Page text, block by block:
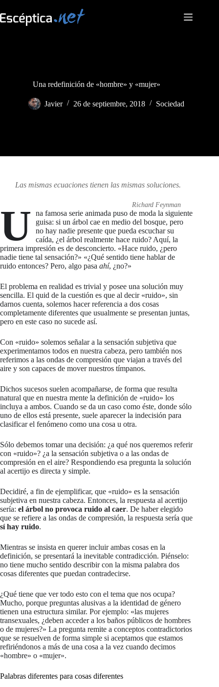
al
contenido
Una redefinición de «hombre» y «mujer»
Javier 26 de septiembre, 2018 Sociedad
Las mismas ecuaciones tienen las mismas soluciones.
Richard Feynman
U
na famosa serie animada puso de moda la siguiente
guisa: si un árbol cae en medio del bosque, pero
no hay nadie presente que pueda escuchar su
caída, ¿el árbol realmente hace ruido? Aquí, la
primera impresión es de desconcierto. «Hace ruido, ¿pero
nadie tiene tal sensación?» «¿Qué sentido tiene hablar de
ruido entonces? Pero, algo pasa ahí, ¿no?»
El problema en realidad es trivial y posee una solución muy
sencilla. El quid de la cuestión es que al decir «ruido», sin
darnos cuenta, solemos hacer referencia a dos cosas
completamente diferentes que usualmente se presentan juntas,
pero en este caso no sucede así.
Con «ruido» solemos señalar a la sensación subjetiva que
experimentamos todos en nuestra cabeza, pero también nos
referimos a las ondas de compresión que viajan a través del
aire y son capaces de mover nuestros tímpanos.
Dichos sucesos suelen acompañarse, de forma que resulta
natural que en nuestra mente la definición de «ruido» los
incluya a ambos. Cuando se da un caso como éste, donde sólo
uno de ellos está presente, suele aparecer la indecisión para
clasificar el fenómeno como una cosa u otra.
Sólo debemos tomar una decisión: ¿a qué nos queremos referir
con «ruido»? ¿a la sensación subjetiva o a las ondas de
compresión en el aire? Respondiendo esa pregunta la solución
al acertijo es directa y simple.
Decidiré, a fin de ejemplificar, que «ruido» es la sensación
subjetiva en nuestra cabeza. Entonces, la respuesta al acertijo
sería: el árbol no provoca ruido al caer. De haber elegido
que se refiere a las ondas de compresión, la respuesta sería que
sí hay ruido.
Mientras se insista en querer incluir ambas cosas en la
definición, se presentará la inevitable contradicción. Piénselo:
no tiene mucho sentido describir con la misma palabra dos
cosas diferentes que puedan contradecirse.
¿Qué tiene que ver todo esto con el tema que nos ocupa?
Mucho, porque preguntas alusivas a la identidad de género
tienen una estructura similar. Por ejemplo: «las mujeres
transexuales, ¿deben acceder a los baños públicos de hombres
o de mujeres?» La pregunta remite a conceptos contradictorios
que se resuelven de forma simple si aceptamos que estamos
refiriéndonos a más de una cosa a la vez cuando decimos
«hombre» o «mujer».
Palabras diferentes para cosas diferentes